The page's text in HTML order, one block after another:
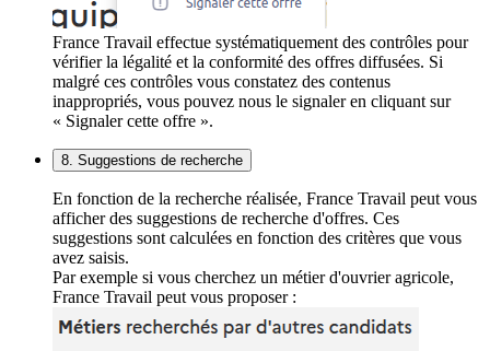
France Travail effectue systématiquement des contrôles pour
vérifier la légalité et la conformité des offres diffusées. Si
malgré ces contrôles vous constatez des contenus
inappropriés, vous pouvez nous le signaler en cliquant sur
« Signaler cette offre ».
8. Suggestions de recherche
En fonction de la recherche réalisée, France Travail peut vous
afficher des suggestions de recherche d'offres. Ces
suggestions sont calculées en fonction des critères que vous
avez saisis.
Par exemple si vous cherchez un métier d'ouvrier agricole,
France Travail peut vous proposer :